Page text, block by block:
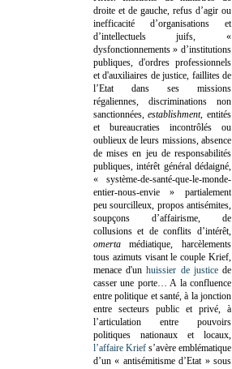
droite et de gauche, refus d’agir ou
inefficacité d’organisations et
d’intellectuels juifs, «
dysfonctionnements » d’institutions
publiques, d'ordres professionnels
et d'auxiliaires de justice, faillites de
l’Etat dans ses missions
régaliennes, discriminations non
sanctionnées,establishment, entités
et bureaucraties incontrôlés ou
oublieux de leurs missions, absence
de mises en jeu de responsabilités
publiques, intérêt général dédaigné,
« système-de-santé-que-le-monde-
entier-nous-envie » partialement
peu sourcilleux, propos antisémites,
soupçons d’affairisme, de
collusions et de conflits d’intérêt,
omertamédiatique, harcèlements
tous azimuts visant le couple Krief,
menace d'unhuissier de justicede
casser une porte… A la confluence
entre politique et santé, à la jonction
entre secteurs public et privé, à
l’articulation entre pouvoirs
politiques nationaux et locaux,
l’affaire Krief s’avère emblématique
d’un « antisémitisme d’Etat » sous